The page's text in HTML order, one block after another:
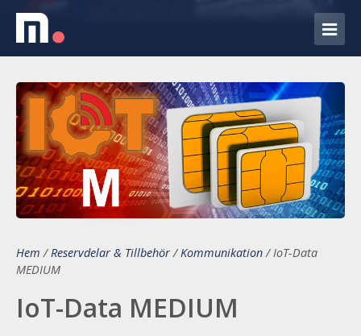
Hem / Reservdelar & Tillbehör / Kommunikation / IoT-Data
MEDIUM
IoT-Data MEDIUM